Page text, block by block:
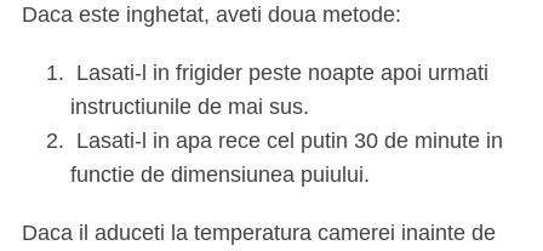
Daca este inghetat, aveti doua metode:
Lasati-l in frigider peste noapte apoi urmati
instructiunile de mai sus.
Lasati-l in apa rece cel putin 30 de minute in
functie de dimensiunea puiului.
Daca il aduceti la temperatura camerei inainte de